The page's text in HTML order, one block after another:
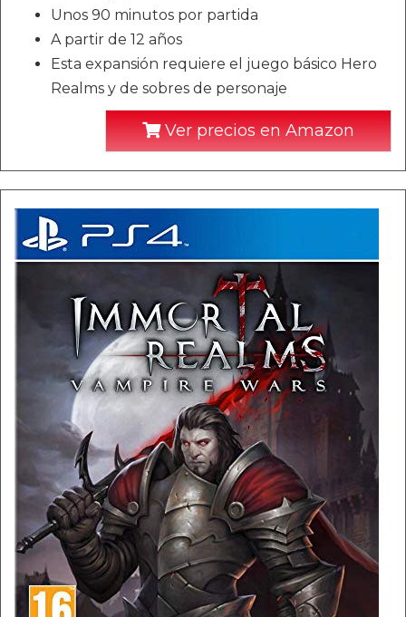
Unos 90 minutos por partida
A partir de 12 años
Esta expansión requiere el juego básico Hero
Realms y de sobres de personaje
Ver precios en Amazon